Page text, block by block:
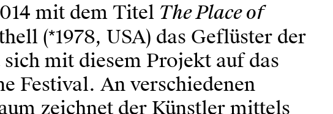
mit dem Titel The Place of
(*1978, USA) das Geflüster der
mit diesem Projekt auf das
Festival. An verschiedenen
zeichnet der Künstler mittels